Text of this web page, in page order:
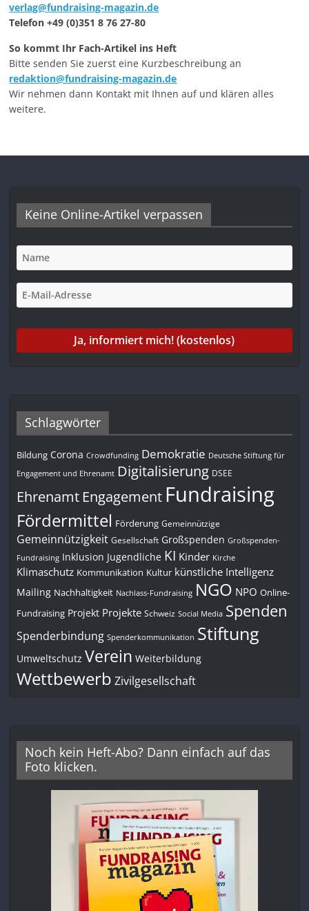
verlag@fundraising-magazin.de
Telefon +49 (0)351 8 76 27-80
So kommt Ihr Fach-Artikel ins Heft
Bitte senden Sie zuerst eine Kurzbeschreibung an
redaktion@fundraising-magazin.de
Wir nehmen dann Kontakt mit Ihnen auf und klären alles
weitere.
Keine Online-Artikel verpassen
Schlagwörter
Bildung Corona Crowdfunding Demokratie Deutsche Stiftung für
Engagement und Ehrenamt Digitalisierung DSEE
Ehrenamt Engagement Fundraising
Fördermittel Förderung Gemeinnützige
Gemeinnützigkeit Gesellschaft Großspenden Großspenden-
Fundraising Inklusion Jugendliche KI Kinder Kirche
Klimaschutz Kommunikation Kultur künstliche Intelligenz
Mailing Nachhaltigkeit Nachlass-Fundraising NGO NPO Online-
Fundraising Projekt Projekte Schweiz Social Media Spenden
Spenderbindung Spenderkommunikation Stiftung
Umweltschutz Verein Weiterbildung
Wettbewerb Zivilgesellschaft
Noch kein Heft-Abo? Dann einfach auf das
Foto klicken.